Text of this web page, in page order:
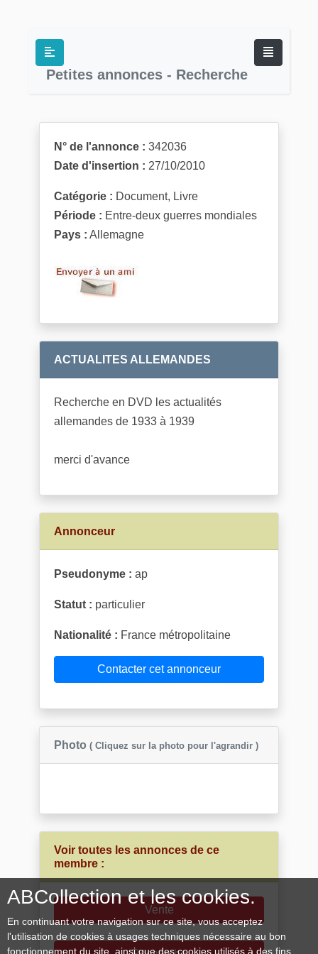
Petites annonces - Recherche
N° de l'annonce : 342036
Date d'insertion : 27/10/2010
Catégorie : Document, Livre
Période : Entre-deux guerres mondiales
Pays : Allemagne
ACTUALITES ALLEMANDES
Recherche en DVD les actualités
allemandes de 1933 à 1939
merci d'avance
Annonceur
Pseudonyme : ap
Statut : particulier
Nationalité : France métropolitaine
Contacter cet annonceur
Photo ( Cliquez sur la photo pour l'agrandir )
Voir toutes les annonces de ce
membre :
Vente
ABCollection et les cookies.
En continuant votre navigation sur ce site, vous acceptez
l'utilisation de cookies à usages techniques nécessaire au bon
fonctionnement du site, ainsi que des cookies utilisés à des fins